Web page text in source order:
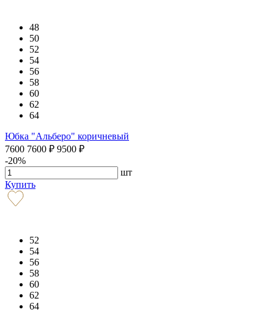
48
50
52
54
56
58
60
62
64
Юбка "Альберо" коричневый
7600 7600 ₽ 9500 ₽
-20%
шт
Купить
52
54
56
58
60
62
64